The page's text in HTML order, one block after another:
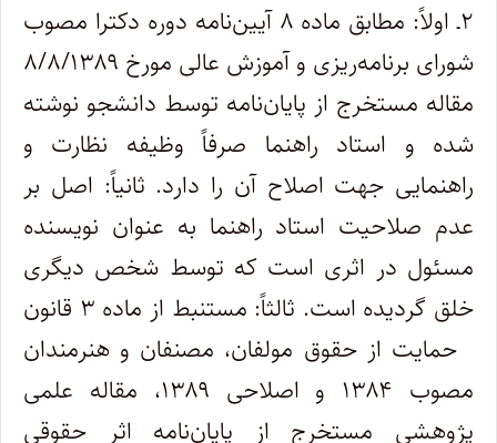
۲ـ اولاً: مطابق ماده ۸ آیین‌نامه دوره دکترا مصوب
شورای برنامه‌ریزی و آموزش عالی مورخ ۸/۸/۱۳۸۹
مقاله مستخرج از پایان‌نامه توسط دانشجو نوشته
شده و استاد راهنما صرفاً وظیفه نظارت و
راهنمایی جهت اصلاح آن را دارد. ثانیاً: اصل بر
عدم صلاحیت استاد راهنما به عنوان نویسنده
مسئول در اثری است که توسط شخص دیگری
خلق گردیده است. ثالثاً: مستنبط از ماده ۳ قانون
حمایت از حقوق مولفان، مصنفان و هنرمندان
مصوب ۱۳۸۴ و اصلاحی ۱۳۸۹، مقاله علمی
پژوهشی مستخرج از پایان‌نامه اثر حقوقی